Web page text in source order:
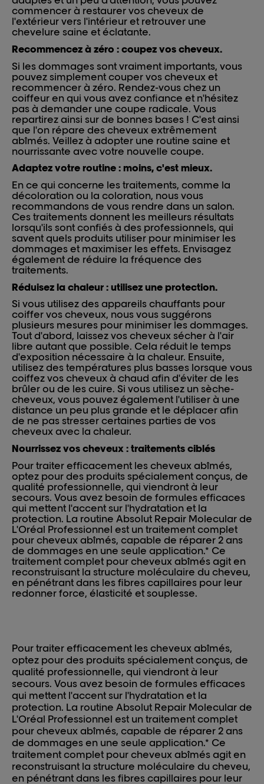
commencer à restaurer vos cheveux de
l'extérieur vers l'intérieur et retrouver une
chevelure saine et éclatante.
Recommencez à zéro : coupez vos cheveux.
Si les dommages sont vraiment importants, vous
pouvez simplement couper vos cheveux et
recommencer à zéro. Rendez-vous chez un
coiffeur en qui vous avez confiance et n'hésitez
pas à demander une coupe radicale. Vous
repartirez ainsi sur de bonnes bases ! C'est ainsi
que l'on répare des cheveux extrêmement
abîmés. Veillez à adopter une routine saine et
nourrissante avec votre nouvelle coupe.
Adaptez votre routine : moins, c'est mieux.
En ce qui concerne les traitements, comme la
décoloration ou la coloration, nous vous
recommandons de vous rendre dans un salon.
Ces traitements donnent les meilleurs résultats
lorsqu'ils sont confiés à des professionnels, qui
savent quels produits utiliser pour minimiser les
dommages et maximiser les effets. Envisagez
également de réduire la fréquence des
traitements.
Réduisez la chaleur : utilisez une protection.
Si vous utilisez des appareils chauffants pour
coiffer vos cheveux, nous vous suggérons
plusieurs mesures pour minimiser les dommages.
Tout d'abord, laissez vos cheveux sécher à l'air
libre autant que possible. Cela réduit le temps
d'exposition nécessaire à la chaleur. Ensuite,
utilisez des températures plus basses lorsque vous
coiffez vos cheveux à chaud afin d'éviter de les
brûler ou de les cuire. Si vous utilisez un sèche-
cheveux, vous pouvez également l'utiliser à une
distance un peu plus grande et le déplacer afin
de ne pas stresser certaines parties de vos
cheveux avec la chaleur.
Nourrissez vos cheveux : traitements ciblés
Pour traiter efficacement les cheveux abîmés,
optez pour des produits spécialement conçus, de
qualité professionnelle, qui viendront à leur
secours. Vous avez besoin de formules efficaces
qui mettent l'accent sur l'hydratation et la
protection. La routine Absolut Repair Molecular de
L'Oréal Professionnel est un traitement complet
pour cheveux abîmés, capable de réparer 2 ans
de dommages en une seule application.* Ce
traitement complet pour cheveux abîmés agit en
reconstruisant la structure moléculaire du cheveu,
en pénétrant dans les fibres capillaires pour leur
redonner force, élasticité et souplesse.
Pour traiter efficacement les cheveux abîmés,
optez pour des produits spécialement conçus, de
qualité professionnelle, qui viendront à leur
secours. Vous avez besoin de formules efficaces
qui mettent l'accent sur l'hydratation et la
protection. La routine Absolut Repair Molecular de
L'Oréal Professionnel est un traitement complet
pour cheveux abîmés, capable de réparer 2 ans
de dommages en une seule application.* Ce
traitement complet pour cheveux abîmés agit en
reconstruisant la structure moléculaire du cheveu,
en pénétrant dans les fibres capillaires pour leur